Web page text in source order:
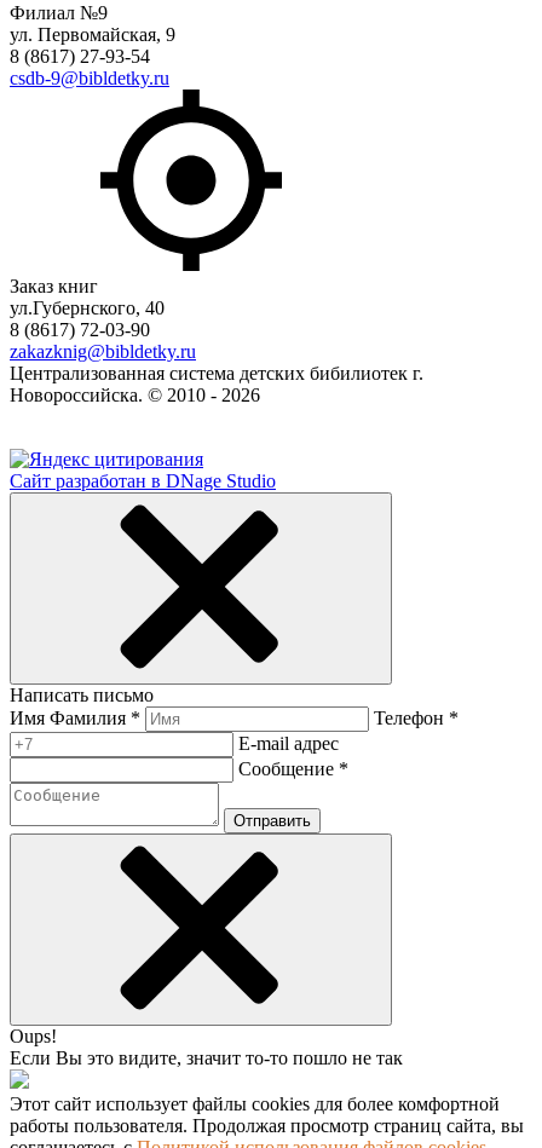
Филиал №9
ул. Первомайская, 9
8 (8617) 27-93-54
csdb-9@bibldetky.ru
Заказ книг
ул.Губернского, 40
8 (8617) 72-03-90
zakazknig@bibldetky.ru
Централизованная система детских бибилиотек г.
Новороссийска. © 2010 - 2026
Сайт разработан в DNage Studio
Написать письмо
Имя Фамилия *
Телефон *
E-mail адрес
Сообщение *
Отправить
Oups!
Если Вы это видите, значит то-то пошло не так
Этот сайт использует файлы cookies для более комфортной
работы пользователя. Продолжая просмотр страниц сайта, вы